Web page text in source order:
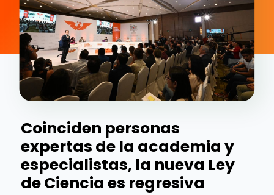
Coinciden personas
expertas de la academia y
especialistas, la nueva Ley
de Ciencia es regresiva